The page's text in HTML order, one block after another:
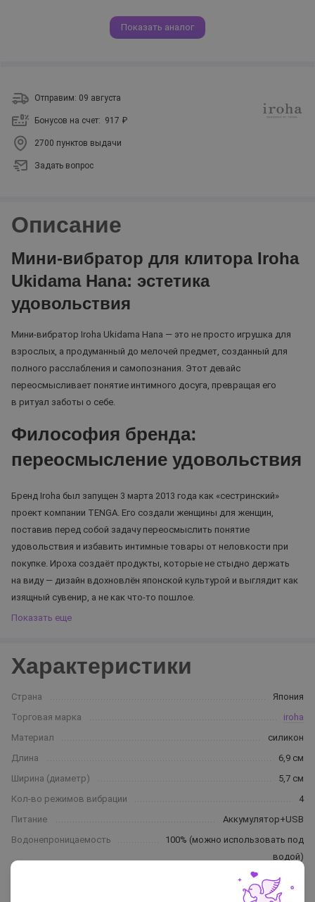
Показать аналог
Отправим: 09 августа
Бонусов на счет: 917 ₽
2700 пунктов выдачи
Задать вопрос
Описание
Мини-вибратор для клитора Iroha
Ukidama Hana: эстетика
удовольствия
Мини-вибратор Iroha Ukidama Hana — это не просто игрушка для
взрослых, а продуманный до мелочей предмет, созданный для
полного расслабления и самопознания. Этот девайс
переосмысливает понятие интимного досуга, превращая его
в ритуал заботы о себе.
Философия бренда:
переосмысление удовольствия
Бренд Iroha был запущен 3 марта 2013 года как «сестринский»
проект компании TENGA. Его создали женщины для женщин,
поставив перед собой задачу переосмыслить понятие
удовольствия и избавить интимные товары от неловкости при
покупке. Ироха создаёт продукты, которые не стыдно держать
на виду — дизайн вдохновлён японской культурой и выглядит как
изящный сувенир, а не как что-то пошлое.
Показать еще
Характеристики
Страна
Япония
Торговая марка
iroha
Материал
силикон
Длина
6,9 см
Ширина (диаметр)
5,7 см
Кол-во режимов вибрации
4
Питание
Аккумулятор+USB
Водонепроницаемость
100% (можно использовать под
водой)
белый, красный